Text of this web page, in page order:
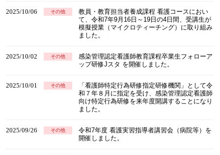
2025/10/06 その他
教員・教育担当者養成課程 看護コースにおい
て、令和7年9月16日～19日の4日間、受講生が
模擬授業（マイクロティーチング）に取り組み
ました。
2025/10/02 その他
感染管理認定看護師教育課程卒業生フォローア
ップ研修Jスタ を開催しました。
2025/10/01 その他
「看護師特定行為研修指定研修機関」として令
和７年８月に指定を受け、感染管理認定看護師
向け特定行為研修を来年度開講することになり
ました。
2025/09/26 その他
令和7年度 看護実習指導者講習会（病院等）を
開催しました。